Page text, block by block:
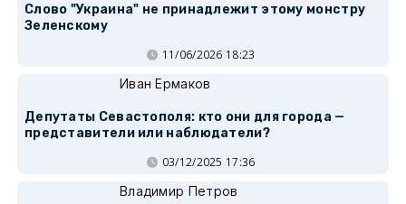
Слово "Украина" не принадлежит этому монстру
Зеленскому
11/06/2026 18:23
Иван Ермаков
Депутаты Севастополя: кто они для города —
представители или наблюдатели?
03/12/2025 17:36
Владимир Петров